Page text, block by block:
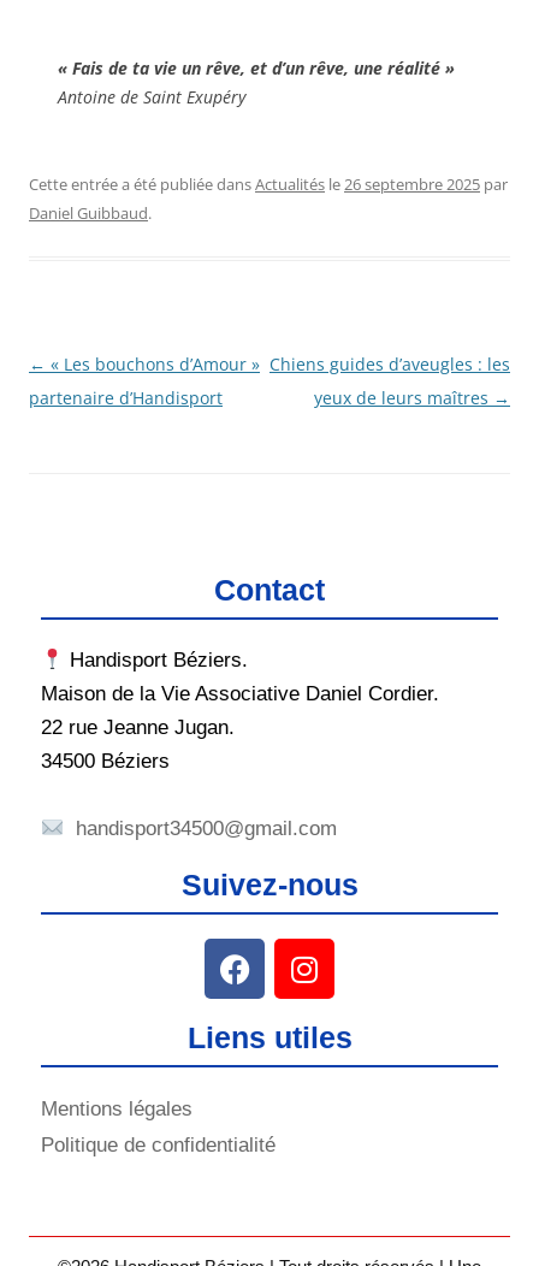
« Fais de ta vie un rêve, et d’un rêve, une réalité »
Antoine de Saint Exupéry
Cette entrée a été publiée dansActualités le26 septembre 2025 par
Daniel Guibbaud.
Navigation
des
← « Les bouchons d’Amour »
partenaire d’Handisport
Chiens guides d’aveugles : les
yeux de leurs maîtres →
Contact
Handisport Béziers.
Maison de la Vie Associative Daniel Cordier.
22 rue Jeanne Jugan.
34500 Béziers
handisport34500@gmail.com
Suivez-nous
Liens utiles
Mentions légales
Politique de confidentialité